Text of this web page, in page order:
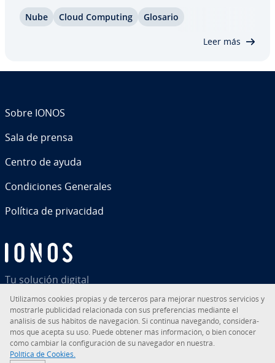
costes y, al mismo tiempo, una notable op­ti­mi­za­
Nube Cloud Computing Glosario
Leer más
Tu solución digital
Sobre IONOS
Sala de prensa
Centro de ayuda
Co­n­di­cio­nes Generales
Política de pri­va­ci­dad
© 2026IONOS Inc.
RSS LinkedIntiktok InstagramFacebookYouTube
Uti­li­za­mos cookies propias y de terceros para mejorar nuestros servicios y
mostrarle pu­bli­ci­dad re­la­cio­na­da con sus pre­fe­re­n­cias mediante el
análisis de sus hábitos de na­ve­ga­ción. Si continua navegando, co­n­si­de­ra­
mos que acepta su uso. Puede obtener más in­fo­r­ma­ción, o bien conocer
cómo cambiar la co­n­fi­gu­ra­ción de su navegador en nuestra.
Política de Cookies.